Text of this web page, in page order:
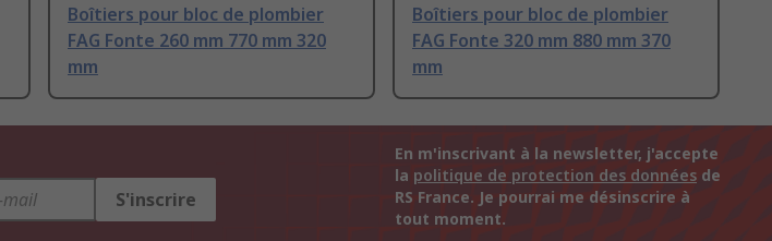
Boîtiers pour bloc de plombier
FAG Fonte 260 mm 770 mm 320
mm
Boîtiers pour bloc de plombier
FAG Fonte 320 mm 880 mm 370
mm
S'inscrire
En m'inscrivant à la newsletter, j'accepte
la politique de protection des données de
RS France. Je pourrai me désinscrire à
tout moment.